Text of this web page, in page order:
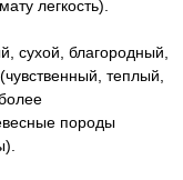
легкость).
сухой, благородный,
теплый,
породы